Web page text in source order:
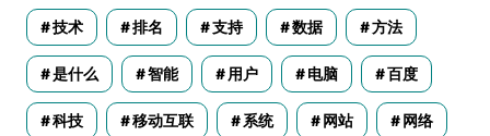
技术 排名 支持 数据 方法
是什么 智能 用户 电脑 百度
科技 移动互联 系统 网站 网络